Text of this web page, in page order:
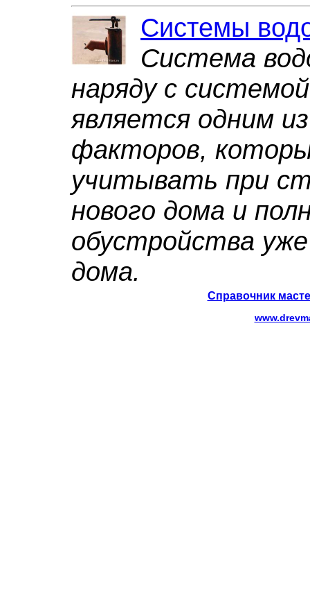
Системы
Система
наряду с
является одним
факторов,
учитывать при
нового дома и
обустройства
дома.
Справочник